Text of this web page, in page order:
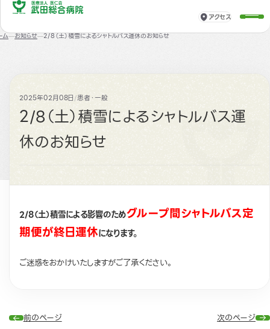
アクセス
ム お知らせ 2/8（土）積雪によるシャトルバス運休のお知らせ
2025年02月08日/患者・一般
2/8（土）積雪によるシャトルバス運
休のお知らせ
2/8（土）積雪による影響のためグループ間シャトルバス定
期便が終日運休になります。
ご迷惑をおかけいたしますがご了承ください。
前のページ 次のページ